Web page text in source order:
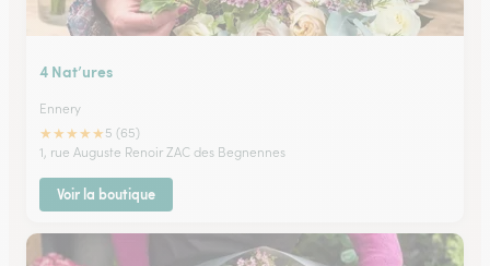
4 Nat’ures
Ennery
★★★★★ 5 (65)
1, rue Auguste Renoir ZAC des Begnennes
Voir la boutique